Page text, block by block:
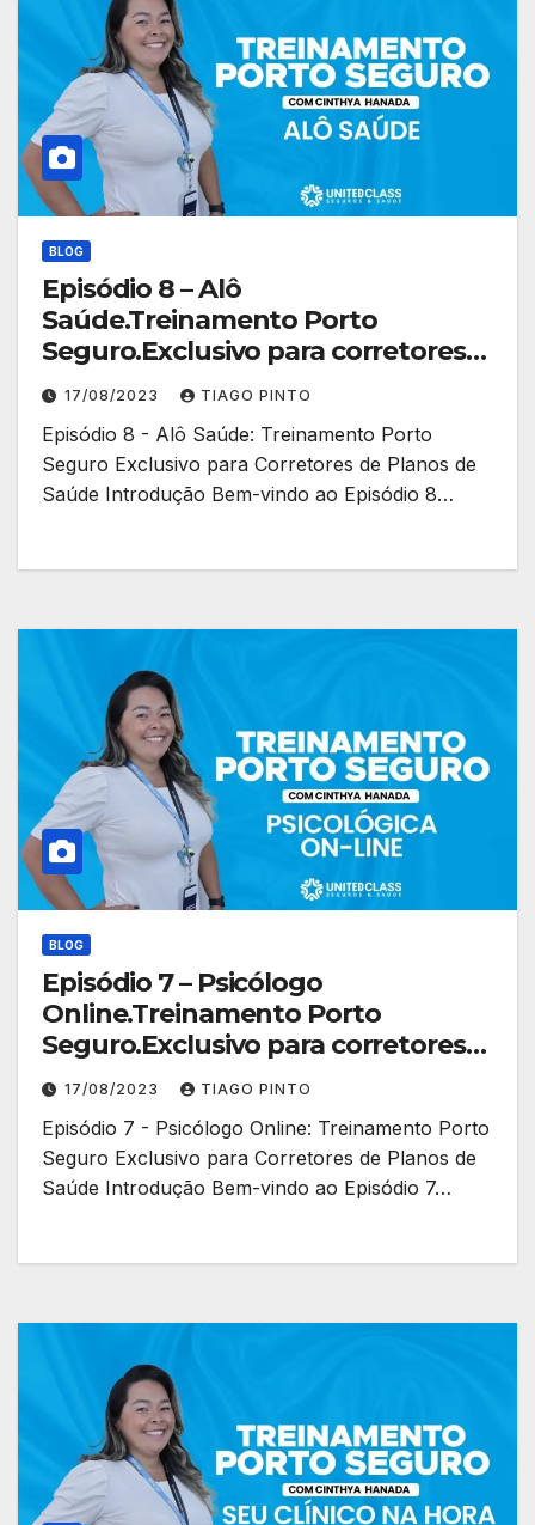
BLOG
Episódio 8 – Alô
Saúde.Treinamento Porto
Seguro.Exclusivo para corretores
de planos de saúde.
17/08/2023 TIAGO PINTO
Episódio 8 - Alô Saúde: Treinamento Porto
Seguro Exclusivo para Corretores de Planos de
Saúde Introdução Bem-vindo ao Episódio 8…
BLOG
Episódio 7 – Psicólogo
Online.Treinamento Porto
Seguro.Exclusivo para corretores
de planos de saúde.
17/08/2023 TIAGO PINTO
Episódio 7 - Psicólogo Online: Treinamento Porto
Seguro Exclusivo para Corretores de Planos de
Saúde Introdução Bem-vindo ao Episódio 7…